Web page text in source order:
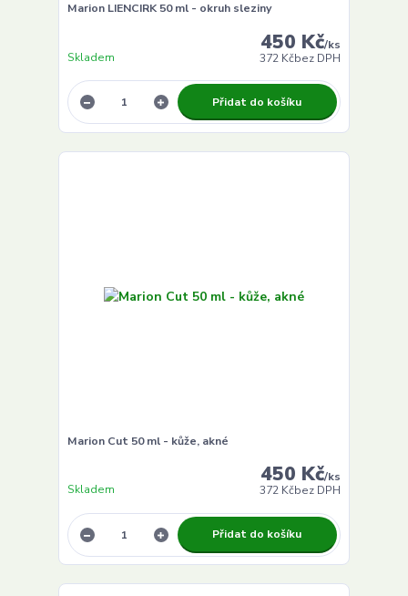
Marion LIENCIRK 50 ml - okruh sleziny
450 Kč/ks
372 Kčbez DPH
Skladem
Přidat do košíku
Marion Cut 50 ml - kůže, akné
450 Kč/ks
372 Kčbez DPH
Skladem
Přidat do košíku